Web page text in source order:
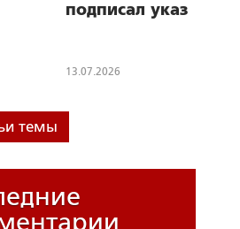
подписал указ
в 2027 году
дня рождения
Крымского
13.07.2026
темы